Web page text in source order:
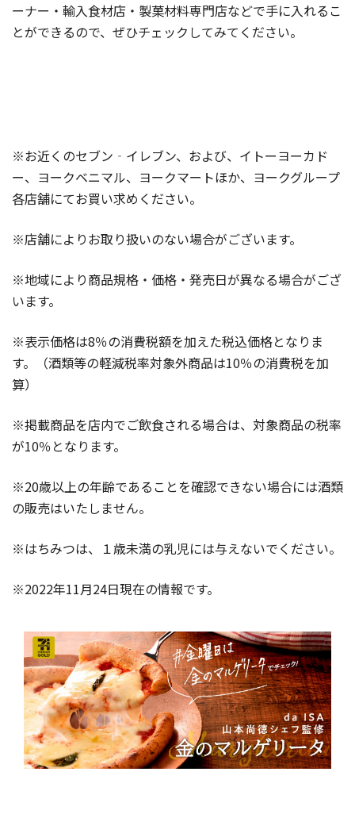
ーナー・輸入食材店・製菓材料専門店などで手に入れるこ
とができるので、ぜひチェックしてみてください。
※お近くのセブン‐イレブン、および、イトーヨーカド
ー、ヨークベニマル、ヨークマートほか、ヨークグループ
各店舗にてお買い求めください。
※店舗によりお取り扱いのない場合がございます。
※地域により商品規格・価格・発売日が異なる場合がござ
います。
※表示価格は8％の消費税額を加えた税込価格となりま
す。（酒類等の軽減税率対象外商品は10％の消費税を加
算）
※掲載商品を店内でご飲食される場合は、対象商品の税率
が10％となります。
※20歳以上の年齢であることを確認できない場合には酒類
の販売はいたしません。
※はちみつは、１歳未満の乳児には与えないでください。
※2022年11月24日現在の情報です。